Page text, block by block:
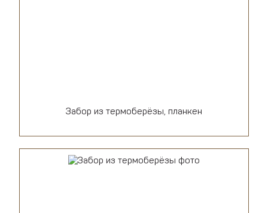
Забор из термоберёзы, планкен